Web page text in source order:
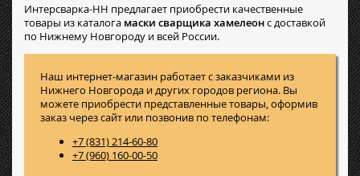
Интерсварка-НН предлагает приобрести качественные
товары из каталога маски сварщика хамелеонс доставкой
по Нижнему Новгороду и всей России.
Наш интернет-магазин работает с заказчиками из
Нижнего Новгорода и других городов региона. Вы
можете приобрести представленные товары, оформив
заказ через сайт или позвонив по телефонам:
+7 (831) 214-60-80
+7 (960) 160-00-50